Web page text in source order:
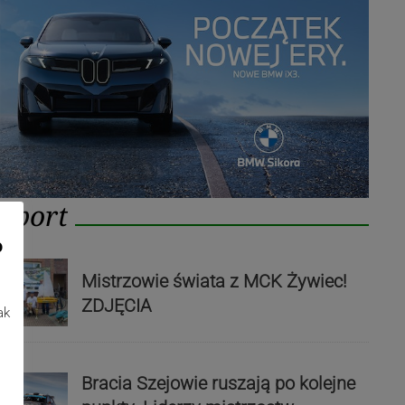
Sport
Mistrzowie świata z MCK Żywiec!
ZDJĘCIA
Bracia Szejowie ruszają po kolejne